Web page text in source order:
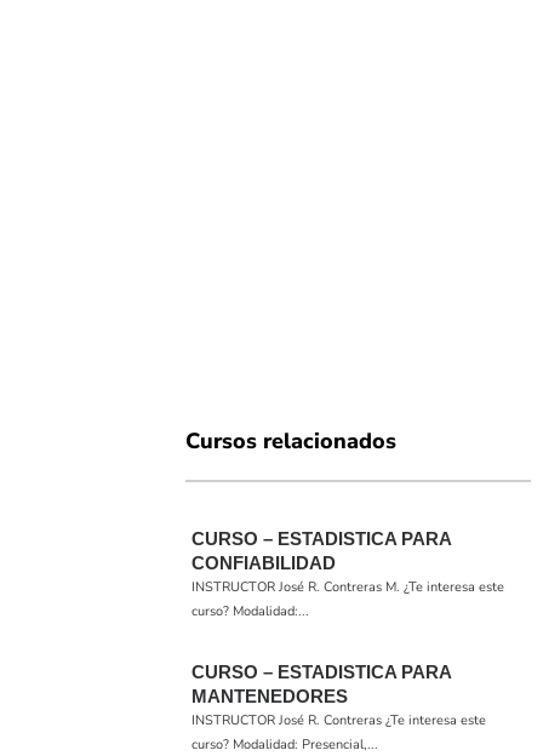
Cursos relacionados
CURSO – ESTADISTICA PARA
CONFIABILIDAD
INSTRUCTOR José R. Contreras M.​ ¿Te interesa este
curso? Modalidad:...
CURSO – ESTADISTICA PARA
MANTENEDORES
INSTRUCTOR José R. Contreras ¿Te interesa este
curso? Modalidad: Presencial,...